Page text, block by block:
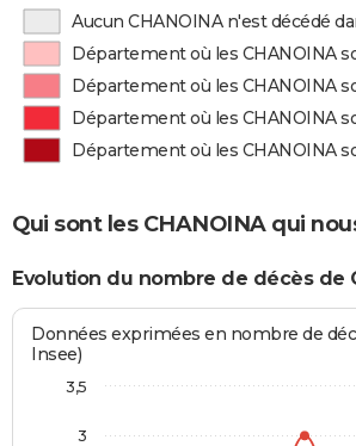
Aucun CHANOINA n'est décédé
Département où les CHANOINA
Département où les CHANOINA
Département où les CHANOINA
Département où les CHANOINA
Qui sont les CHANOINA qui
Evolution du nombre de décès de
Données exprimées en nombre de
Insee)
3
3,5